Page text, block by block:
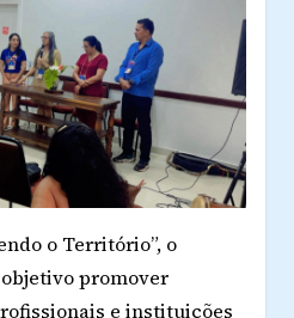
o Território”, o
promover
e instituições